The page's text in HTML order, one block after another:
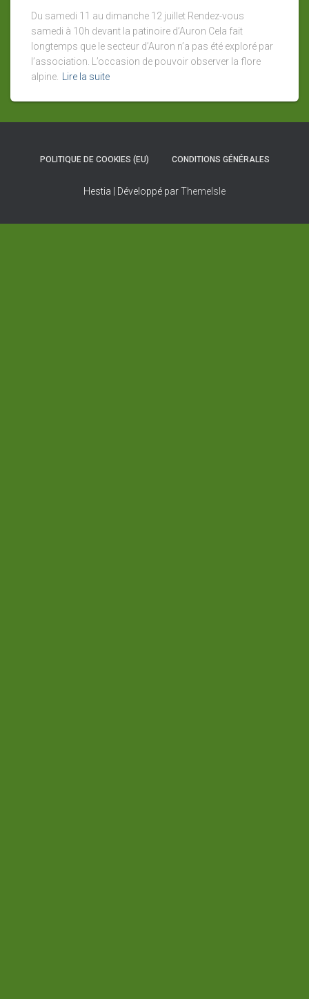
Du samedi 11 au dimanche 12 juillet Rendez-vous
samedi à 10h devant la patinoire d’Auron Cela fait
longtemps que le secteur d’Auron n’a pas été exploré par
l’association. L’occasion de pouvoir observer la flore
alpine.
Lire la suite
POLITIQUE DE COOKIES (EU) CONDITIONS GÉNÉRALES
Hestia | Développé parThemeIsle